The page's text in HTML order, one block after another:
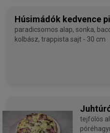
Húsimádók kedvence
paradicsomos alap, sonka, bacon, szalámi,
kolbász, trappista sajt - 30 cm
tejfölös alap, bacon, csirke